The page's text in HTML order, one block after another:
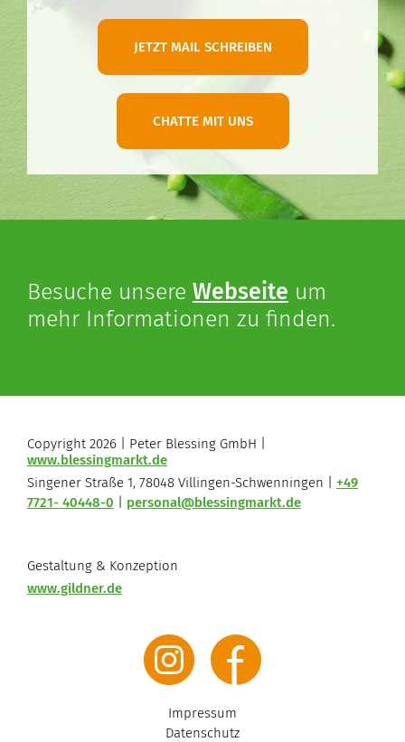
JETZT MAIL SCHREIBEN
CHATTE MIT UNS
Besuche unsere Webseite um
mehr Informationen zu finden.
Copyright 2026 | Peter Blessing GmbH |
www.blessingmarkt.de
Singener Straße 1, 78048 Villingen-Schwenningen | +49
7721- 40448-0
personal@blessingmarkt.de
Gestaltung & Konzeption
www.gildner.de
Impressum
Datenschutz